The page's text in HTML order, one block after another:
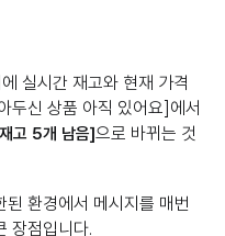
실시간 재고와 현재 가격
두신 상품 아직 있어요]에서
고 5개 남음]으로 바뀌는 것
환경에서 메시지를 매번
장점입니다.